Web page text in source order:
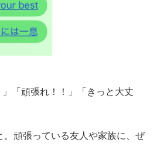
「頑張れ！！」「きっと大丈
頑張っている友人や家族に、ぜ